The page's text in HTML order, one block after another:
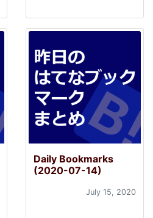
Daily Bookmarks
(2020-07-14)
July 15, 2020